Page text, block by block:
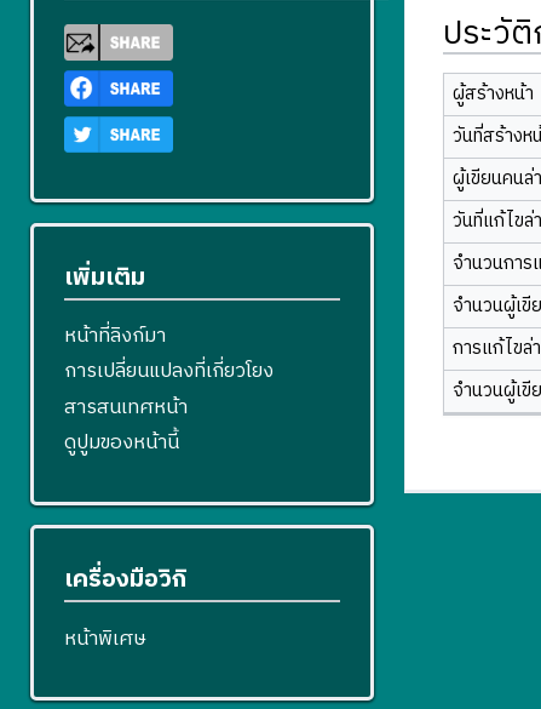
ประวั
ผู้สร้างหน้า
วันที่สร้างห
ผู้เขียนคนล่
วันที่แก้ไขล่
จำนวนการ
จำนวนผู้เขี
การแก้ไขล่
จำนวนผู้เขี
เพิ่มเติม
หน้าที่ลิงก์มา
การเปลี่ยนแปลงที่เกี่ยวโยง
สารสนเทศหน้า
ดูปูมของหน้านี้
เครื่องมือวิกิ
หน้าพิเศษ